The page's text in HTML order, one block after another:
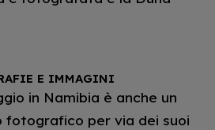
E IMMAGINI
in Namibia è anche un
fotografico per via dei suoi